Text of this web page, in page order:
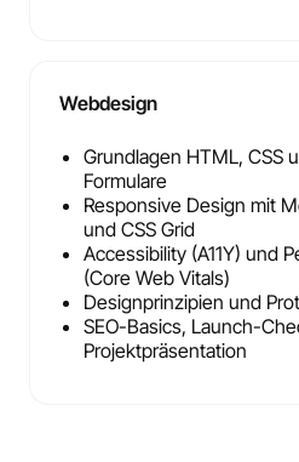
Webdesign
Grundlagen HTML, CSS
Formulare
Responsive Design mit
und CSS Grid
Accessibility (A11Y) und
(Core Web Vitals)
Designprinzipien und
SEO-Basics, Launch-
Projektpräsentation